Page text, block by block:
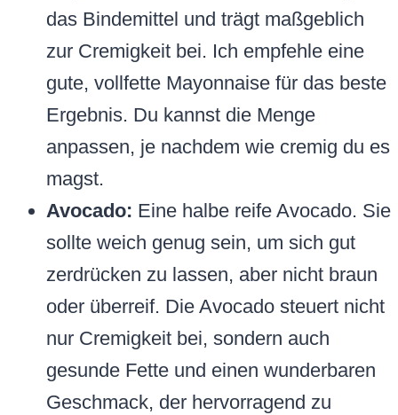
das Bindemittel und trägt maßgeblich
zur Cremigkeit bei. Ich empfehle eine
gute, vollfette Mayonnaise für das beste
Ergebnis. Du kannst die Menge
anpassen, je nachdem wie cremig du es
magst.
Avocado: Eine halbe reife Avocado. Sie
sollte weich genug sein, um sich gut
zerdrücken zu lassen, aber nicht braun
oder überreif. Die Avocado steuert nicht
nur Cremigkeit bei, sondern auch
gesunde Fette und einen wunderbaren
Geschmack, der hervorragend zu